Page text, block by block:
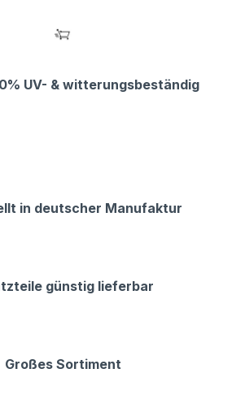
UV- & witterungsbeständig
in deutscher Manufaktur
günstig lieferbar
Großes Sortiment